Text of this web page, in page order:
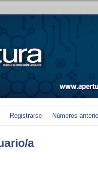
Registrarse Números
a